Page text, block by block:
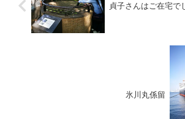
貞子さんはご在宅で
氷川丸係留